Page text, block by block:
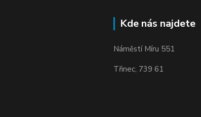
Kde nás najdete
Náměstí Míru 551
Třinec, 739 61